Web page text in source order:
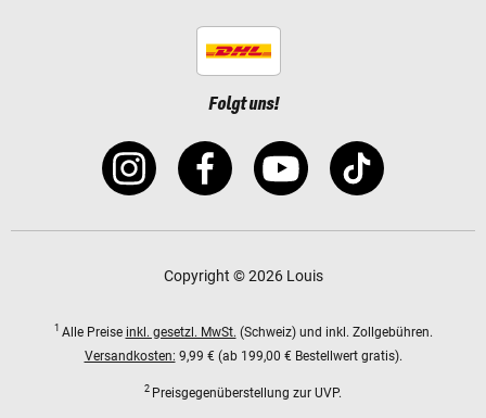
Folgt uns!
Copyright © 2026 Louis
1 Alle Preise inkl. gesetzl. MwSt. (Schweiz) und inkl. Zollgebühren.
Versandkosten: 9,99 € (ab 199,00 € Bestellwert gratis).
2 Preisgegenüberstellung zur UVP.